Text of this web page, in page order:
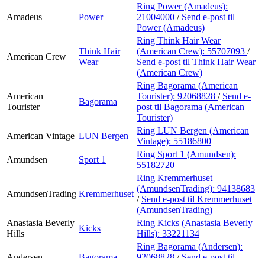
Amadeus Power
Ring Power (Amadeus):
21004000 / Send e-post til
Power (Amadeus)
American Crew
Think Hair
Wear
Ring Think Hair Wear
(American Crew): 55707093 /
Send e-post til Think Hair Wear
(American Crew)
American
Tourister
Bagorama
Ring Bagorama (American
Tourister): 92068828 / Send e-
post til Bagorama (American
Tourister)
American Vintage LUN Bergen
Ring LUN Bergen (American
Vintage): 55186800
Amundsen
Sport 1
Ring Sport 1 (Amundsen):
55182720
AmundsenTrading Kremmerhuset
Ring Kremmerhuset
(AmundsenTrading): 94138683
/ Send e-post til Kremmerhuset
(AmundsenTrading)
Anastasia Beverly
Hills
Kicks
Ring Kicks (Anastasia Beverly
Hills): 33221134
Ring Bagorama (Andersen):